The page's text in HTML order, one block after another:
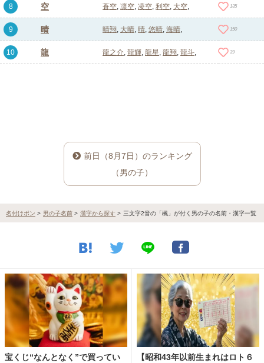
8 空 蒼空 凛空 凌空 利空 大空 135
9 晴 晴翔 大晴 晴 悠晴 海晴 150
10 龍 龍之介 龍輝 龍星 龍翔 龍斗 39
前日（8月7日）のランキング
（男の子）
名付けポン > 男の子名前 > 漢字から探す > 三文字2音の「楓」が付く男の子の名前・漢字一覧
宝くじ“なんとなく”で買ってい
【昭和43年以前生まれはロト６